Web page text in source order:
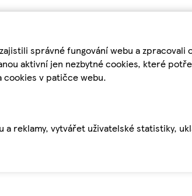
správné fungování webu a
aktivní jen nezbytné cookies, které
cookies v patičce webu.
reklamy, vytvářet uživatelské statistiky,